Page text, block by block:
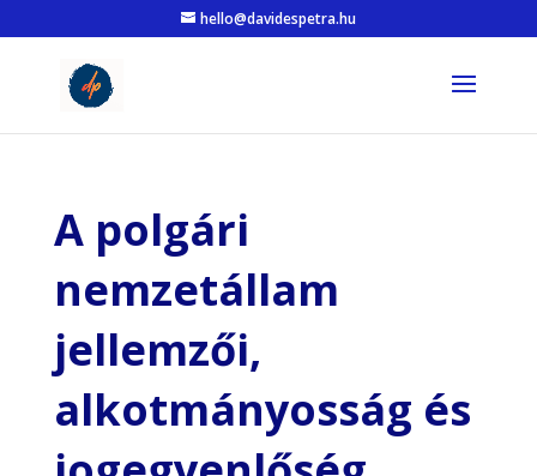
hello@davidespetra.hu
A polgári
nemzetállam
jellemzői,
alkotmányosság és